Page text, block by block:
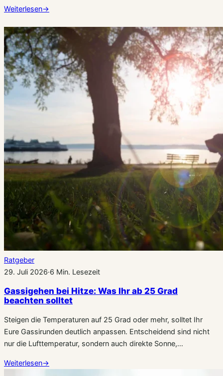
Weiterlesen→
Ratgeber
29. Juli 2026·6 Min. Lesezeit
Gassigehen bei Hitze: Was Ihr ab 25 Grad
beachten solltet
Steigen die Temperaturen auf 25 Grad oder mehr, solltet Ihr
Eure Gassirunden deutlich anpassen. Entscheidend sind nicht
nur die Lufttemperatur, sondern auch direkte Sonne,…
Weiterlesen→